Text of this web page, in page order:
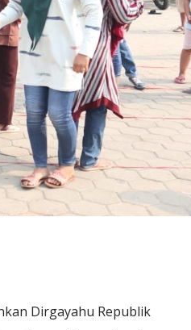
Dirgayahu Republik